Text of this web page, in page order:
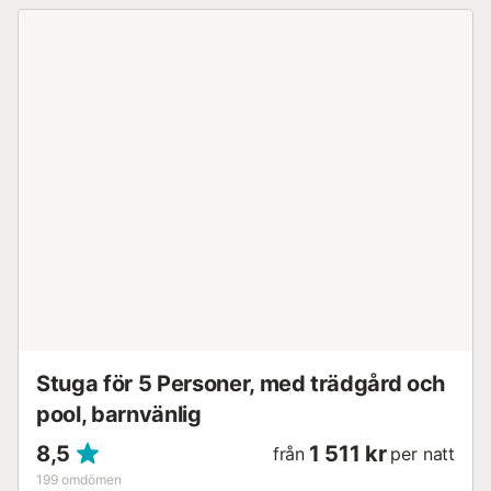
Stuga för 5 Personer, med trädgård och
pool, barnvänlig
8,5
199 omdömen
från 1 511 kr per natt